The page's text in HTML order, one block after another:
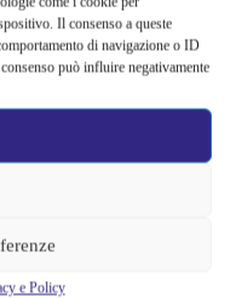
Il consenso a queste
di navigazione o ID
può influire negativamente
e Policy
fino al 23 febbraio, lo
teatrale Nina’s Drag
e comicità grottesca su una
nei sentimenti, nei gesti,